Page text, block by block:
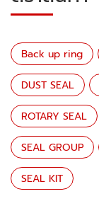
Back up ring
DUST SEAL
ROTARY SEAL
SEAL GROUP
SEAL KIT